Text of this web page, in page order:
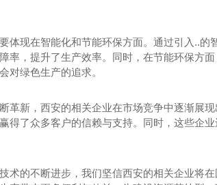
体现在智能化和节能环保方面。通过引入..
率，提升了生产效率。同时，在节能环保方
对绿色生产的追求。
革新，西安的相关企业在市场竞争中逐渐展
得了众多客户的信赖与支持。同时，这些企
术的不断进步，我们坚信西安的相关企业将